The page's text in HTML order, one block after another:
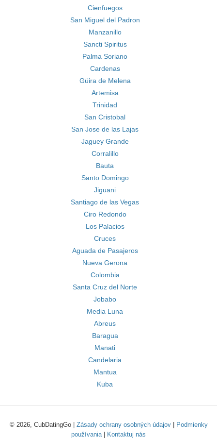
Cienfuegos
San Miguel del Padron
Manzanillo
Sancti Spiritus
Palma Soriano
Cardenas
Güira de Melena
Artemisa
Trinidad
San Cristobal
San Jose de las Lajas
Jaguey Grande
Corralillo
Bauta
Santo Domingo
Jiguani
Santiago de las Vegas
Ciro Redondo
Los Palacios
Cruces
Aguada de Pasajeros
Nueva Gerona
Colombia
Santa Cruz del Norte
Jobabo
Media Luna
Abreus
Baragua
Manati
Candelaria
Mantua
Kuba
© 2026, CubDatingGo | Zásady ochrany osobných údajov|
Podmienky
používania| Kontaktuj nás